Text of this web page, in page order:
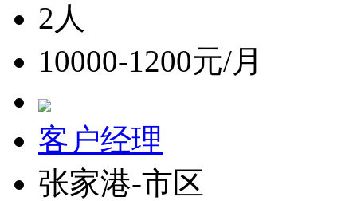
2人
10000-1200元/月
客户经理
张家港-市区